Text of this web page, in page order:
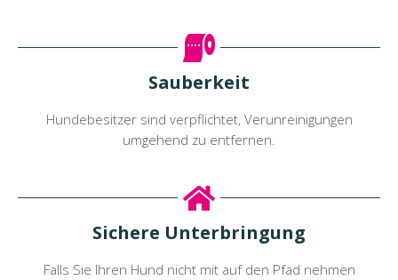
Sauberkeit
Hundebesitzer sind verpflichtet, Verunreinigungen
umgehend zu entfernen.
Sichere Unterbringung
Falls Sie Ihren Hund nicht mit auf den Pfad nehmen